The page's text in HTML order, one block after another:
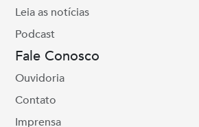
Leia as notícias
Podcast
Fale Conosco
Ouvidoria
Contato
Imprensa